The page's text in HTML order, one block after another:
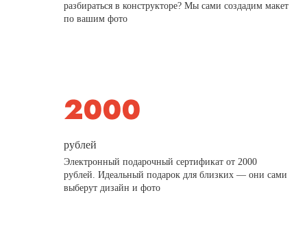
разбираться в конструкторе? Мы сами создадим макет
по вашим фото
рублей
Электронный подарочный сертификат от 2000
рублей. Идеальный подарок для близких — они сами
выберут дизайн и фото